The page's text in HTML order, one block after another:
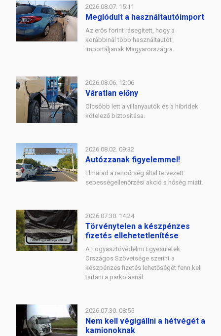
2026.08.07. 15:11
Meglódult a használtautóimport
Az erős forint rásegített, hogy a
korábbinál több használtautót
importáljanak Magyarországra.
2026.08.06. 12:06
Váratlan előny
Olcsóbb lett a villanyautók és a hibridek
kötelező biztosítása.
2026.08.02. 09:32
Autózzanak figyelemmel!
Elmarad a rendőrség által tervezett
sebességellenőrzési akció a hőség miatt.
2026.07.30. 14:24
Törvénytelen a készpénzes
fizetés ellehetetlenítése
A Fogyasztóvédelmi Egyesületek
Országos Szövetsége szerint a
készpénzes fizetés lehetőségét fenn kell
tartani a parkolásnál.
2026.07.30. 08:55
Nem kell végigállni a hétvégét a
kamionoknak